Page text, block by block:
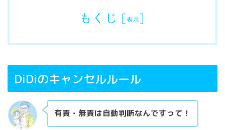
もくじ [表示]
DiDiのキャンセルルール
有責・無責は自動判断なんですって！